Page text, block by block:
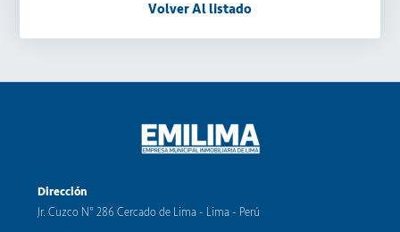
Volver Al listado
Dirección
Jr. Cuzco N° 286 Cercado de Lima - Lima - Perú